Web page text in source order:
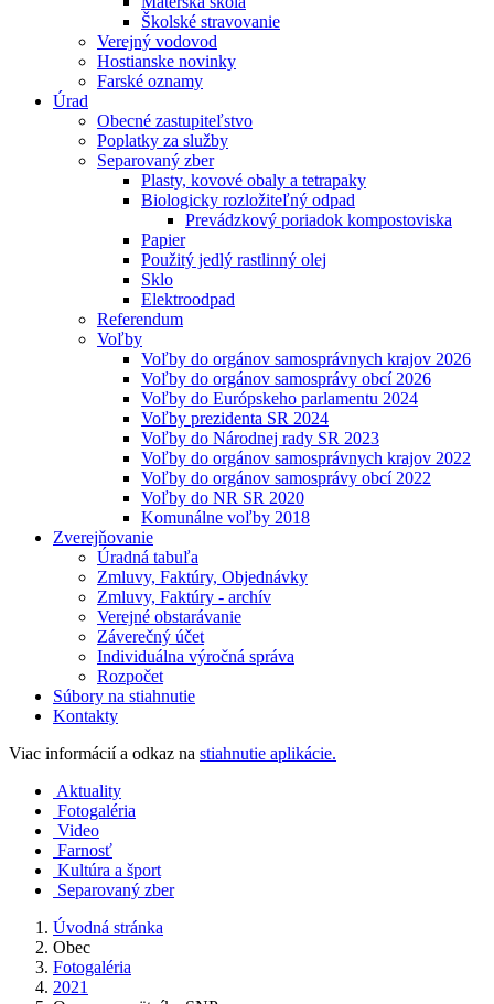
Školské stravovanie
Verejný vodovod
Hostianske novinky
Farské oznamy
Úrad
Obecné zastupiteľstvo
Poplatky za služby
Separovaný zber
Plasty, kovové obaly a tetrapaky
Biologicky rozložiteľný odpad
Prevádzkový poriadok kompostoviska
Papier
Použitý jedlý rastlinný olej
Sklo
Elektroodpad
Referendum
Voľby
Voľby do orgánov samosprávnych krajov 2026
Voľby do orgánov samosprávy obcí 2026
Voľby do Európskeho parlamentu 2024
Voľby prezidenta SR 2024
Voľby do Národnej rady SR 2023
Voľby do orgánov samosprávnych krajov 2022
Voľby do orgánov samosprávy obcí 2022
Voľby do NR SR 2020
Komunálne voľby 2018
Zverejňovanie
Úradná tabuľa
Zmluvy, Faktúry, Objednávky
Zmluvy, Faktúry - archív
Verejné obstarávanie
Záverečný účet
Individuálna výročná správa
Rozpočet
Súbory na stiahnutie
Kontakty
Viac informácií a odkaz na stiahnutie aplikácie.
Aktuality
Fotogaléria
Video
Farnosť
Kultúra a šport
Separovaný zber
Úvodná stránka
Obec
Fotogaléria
2021